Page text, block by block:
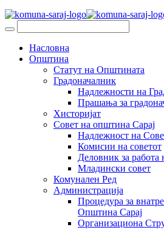
Насловна
Општина
Статут на Општината
Градоначалник
Надлежности на
Прашања за
Хисторијат
Совет на општина Сарај
Надлежност на
Комисии на советот
Деловник за работа
Младински совет
Комунален Ред
Администрација
Процедура за
Општина Сарај
Организациона